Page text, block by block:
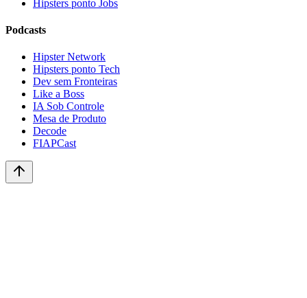
Hipsters ponto Jobs
Podcasts
Hipster Network
Hipsters ponto Tech
Dev sem Fronteiras
Like a Boss
IA Sob Controle
Mesa de Produto
Decode
FIAPCast